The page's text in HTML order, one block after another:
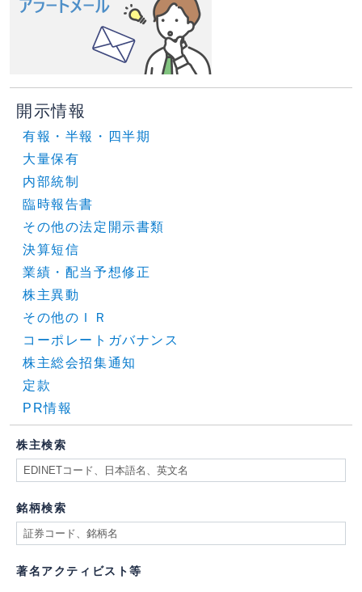
開示情報
有報・半報・四半期
大量保有
内部統制
臨時報告書
その他の法定開示書類
決算短信
業績・配当予想修正
株主異動
その他のＩＲ
コーポレートガバナンス
株主総会招集通知
定款
PR情報
株主検索
銘柄検索
著名アクティビスト等